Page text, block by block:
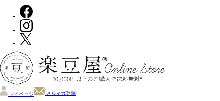
マイページ メルマガ登録